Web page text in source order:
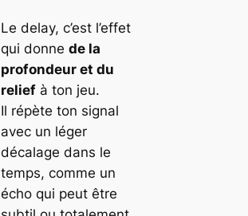
Le delay, c’est l’effet
qui donne de la
profondeur et du
reliefà ton jeu.
Il répète ton signal
avec un léger
décalage dans le
temps, comme un
écho qui peut être